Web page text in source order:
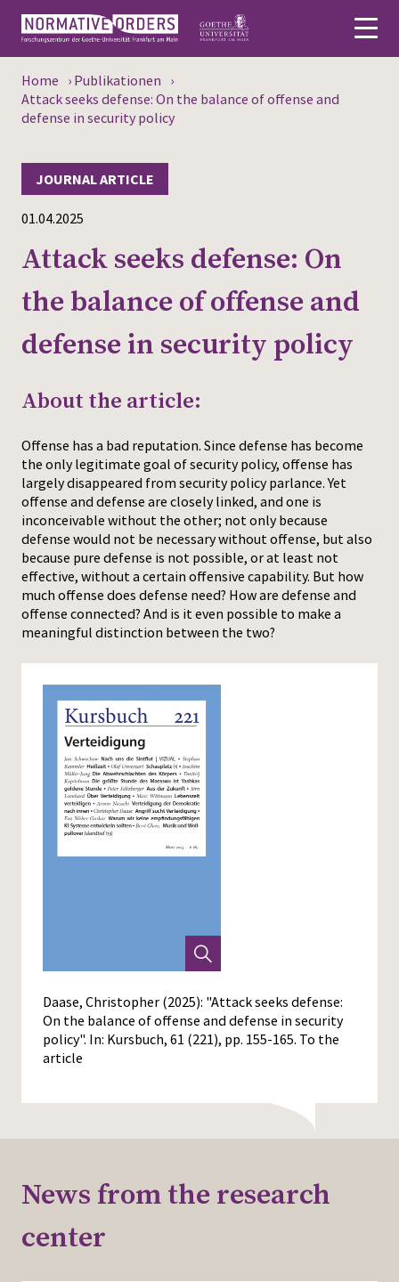
Deutsch
News
Persons
Research
Events
Publications
Media
Home › Publikationen ›
Attack seeks defense: On the balance of offense and
defense in security policy
01.04.2025
JOURNAL ARTICLE
Attack seeks defense: On
the balance of offense and
defense in security policy
About the article:
Offense has a bad reputation. Since defense has become
the only legitimate goal of security policy, offense has
largely disappeared from security policy parlance. Yet
offense and defense are closely linked, and one is
inconceivable without the other; not only because
defense would not be necessary without offense, but also
because pure defense is not possible, or at least not
effective, without a certain offensive capability. But how
much offense does defense need? How are defense and
offense connected? And is it even possible to make a
meaningful distinction between the two?
Daase, Christopher (2025): "Attack seeks defense:
On the balance of offense and defense in security
policy". In: Kursbuch, 61 (221), pp. 155-165. To the
article
News from the research
center